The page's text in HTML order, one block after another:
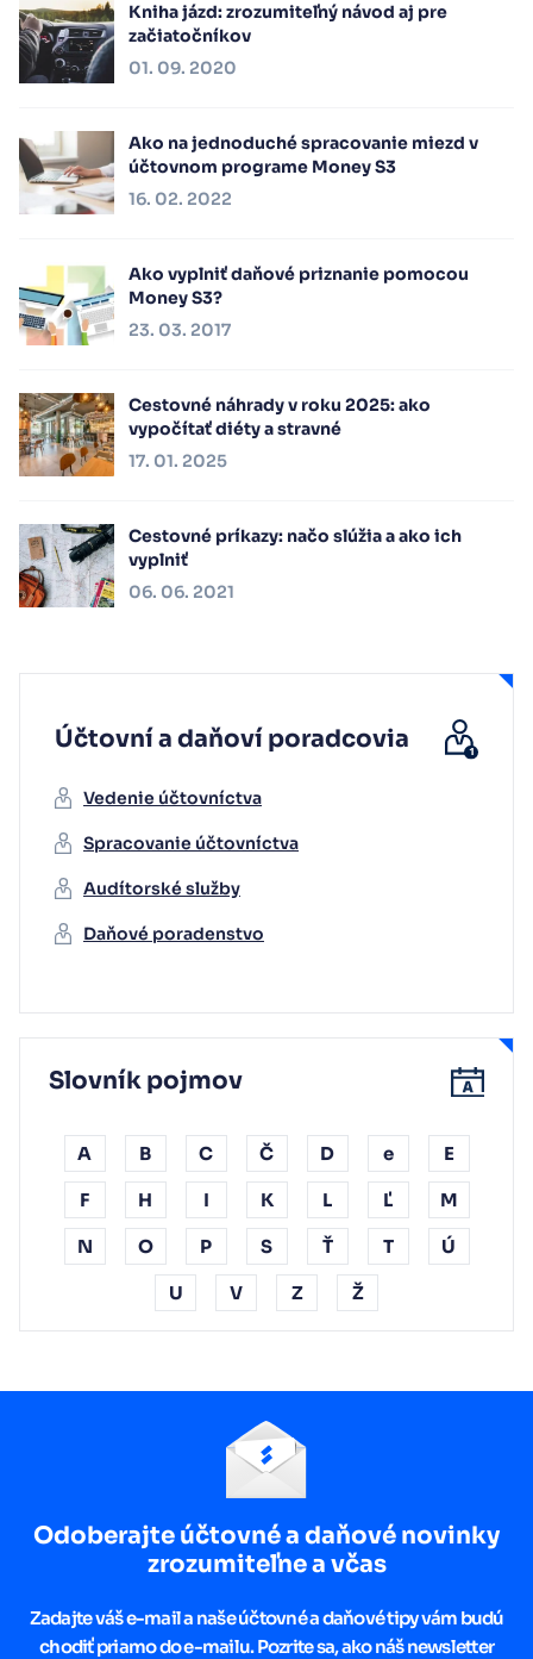
Kniha jázd: zrozumiteľný návod aj pre
začiatočníkov
01. 09. 2020
Ako na jednoduché spracovanie miezd v
účtovnom programe Money S3
16. 02. 2022
Ako vyplniť daňové priznanie pomocou
Money S3?
23. 03. 2017
Cestovné náhrady v roku 2025: ako
vypočítať diéty a stravné
17. 01. 2025
Cestovné príkazy: načo slúžia a ako ich
vyplniť
06. 06. 2021
Účtovní a daňoví poradcovia
Vedenie účtovníctva
Spracovanie účtovníctva
Audítorské služby
Daňové poradenstvo
Slovník pojmov
A B C Č D e E
F H I K L Ľ M
N O P S Ť T Ú
U V Z Ž
Odoberajte účtovné a daňové novinky
zrozumiteľne a včas
Zadajte váš e-mail a naše účtovné a daňové tipy vám budú
chodiť priamo do e-mailu. Pozrite sa, ako náš newsletter